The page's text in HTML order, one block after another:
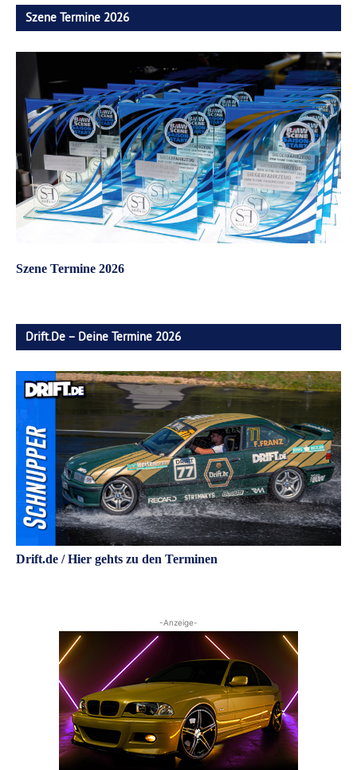
Szene Termine 2026
Szene Termine 2026
Drift.de – Deine Termine 2026
Drift.de / Hier gehts zu den Terminen
-Anzeige-